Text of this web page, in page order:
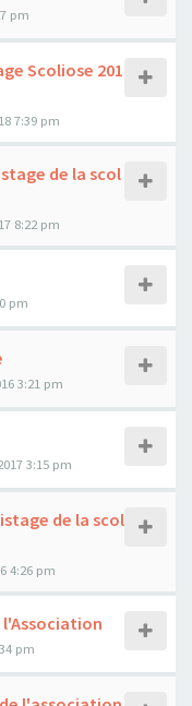
pm
Scoliose 201
7:39 pm
de la scol
8:22 pm
pm
3:21 pm
3:15 pm
de la scol
4:26 pm
pm